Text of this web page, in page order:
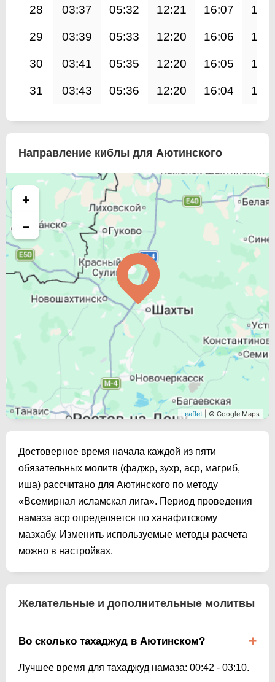
28 03:37 05:32 12:21 16:07
29 03:39 05:33 12:20 16:06
30 03:41 05:35 12:20 16:05
31 03:43 05:36 12:20 16:04
Направление киблы для Аютинского
+
−
Leaflet | © Google Maps
Достоверное время начала каждой из пяти
обязательных молитв (фаджр, зухр, аср, магриб,
иша) рассчитано для Аютинского по методу
«Всемирная исламская лига». Период проведения
намаза аср определяется по ханафитскому
мазхабу. Изменить используемые методы расчета
можно в настройках.
Желательные и дополнительные молитвы
Во сколько тахаджуд в Аютинском?
Лучшее время для тахаджуд намаза: 00:42 - 03:10.